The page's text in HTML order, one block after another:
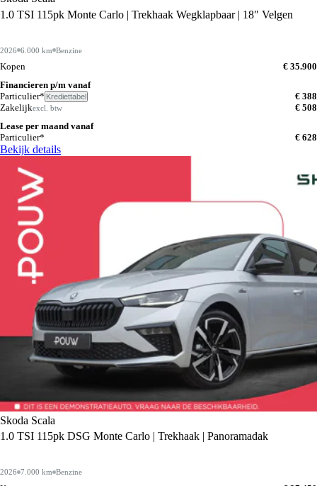
1.0 TSI 115pk Monte Carlo | Trekhaak Wegklapbaar | 18" Velgen
2026 6.000 km Benzine
Kopen
€ 35.900
Financieren p/m vanaf
Particulier* Krediettabel
€ 388
Zakelijkexcl. btw
€ 508
Lease per maand vanaf
Particulier*
€ 628
Bekijk details
Skoda Scala
1.0 TSI 115pk DSG Monte Carlo | Trekhaak | Panoramadak
2026 7.000 km Benzine